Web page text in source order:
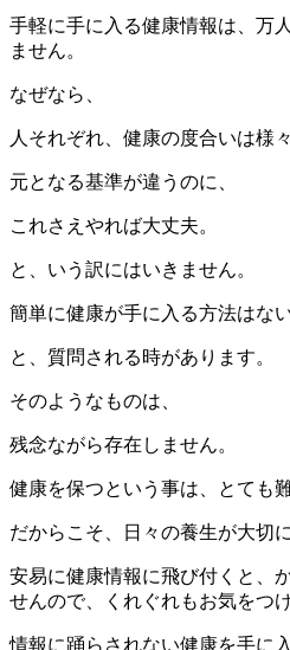
手軽に手に入る健康情報は、万
ません。
なぜなら、
人それぞれ、健康の度合いは様
元となる基準が違うのに、
これさえやれば大丈夫。
と、いう訳にはいきません。
簡単に健康が手に入る方法はな
と、質問される時があります。
そのようなものは、
残念ながら存在しません。
健康を保つという事は、とても
だからこそ、日々の養生が大切
安易に健康情報に飛び付くと、
せんので、くれぐれもお気をつ
情報に踊らされない健康を手に